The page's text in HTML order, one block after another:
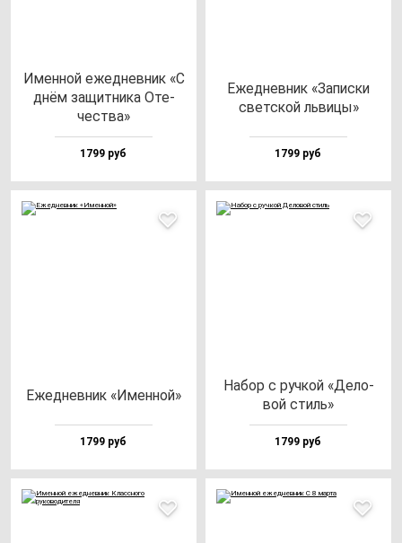
Имен­ной ежед­нев­ник «С
днём за­щит­ни­ка Оте­
чес­тва»
1799 руб
Ежед­нев­ник «Запис­ки
свет­ской ль­ви­цы»
1799 руб
Ежед­нев­ник «Имен­ной»
1799 руб
Набор с руч­кой «Дело­
вой стиль»
1799 руб